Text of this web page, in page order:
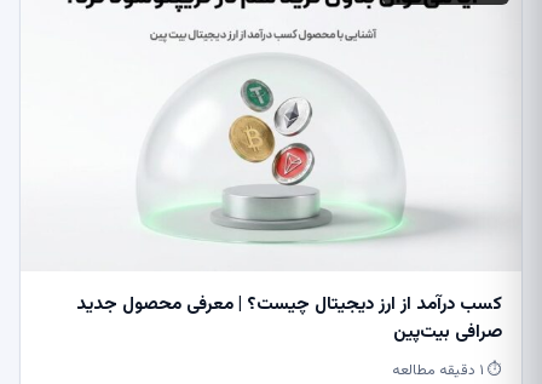
کسب درآمد از ارز دیجیتال چیست؟ | معرفی محصول جدید
صرافی بیت‌پین
⏱ ۱ دقیقه مطالعه